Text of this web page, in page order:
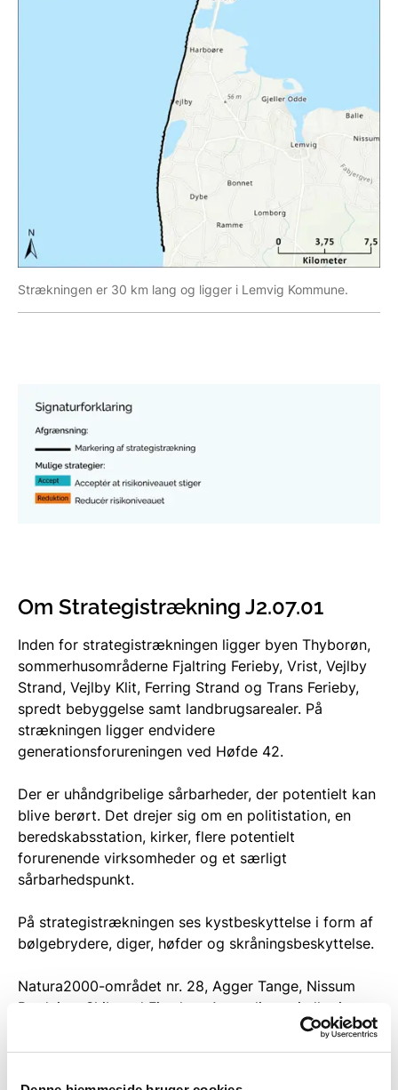
Strækningen er 30 km lang og ligger i Lemvig Kommune.
Om Strategistrækning J2.07.01
Inden for strategistrækningen ligger byen Thyborøn,
sommerhusområderne Fjaltring Ferieby, Vrist, Vejlby
Strand, Vejlby Klit, Ferring Strand og Trans Ferieby,
spredt bebyggelse samt landbrugsarealer. På
strækningen ligger endvidere
generationsforureningen ved Høfde 42.
Der er uhåndgribelige sårbarheder, der potentielt kan
blive berørt. Det drejer sig om en politistation, en
beredskabsstation, kirker, flere potentielt
forurenende virksomheder og et særligt
sårbarhedspunkt.
På strategistrækningen ses kystbeskyttelse i form af
bølgebrydere, diger, høfder og skråningsbeskyttelse.
Natura2000-området nr. 28, Agger Tange, Nissum
Bredning, Skibsted Fjord og Agerø ligger i eller i
nærheden af strategistrækningen. Der forefindes
beskyttet natur, §3-områder, i form af eng, hede,